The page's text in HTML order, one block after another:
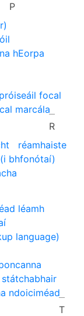
P
hEorpa
próiseáil focal
marcála
R
réamhaiste
bhfonótaí)
léamh
language)
státchabhair
ndoiciméad
T